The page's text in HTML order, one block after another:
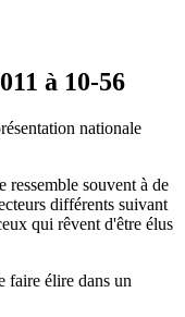
à 10-56
nationale
ressemble souvent à de
différents suivant
qui rêvent d'être élus
faire élire dans un